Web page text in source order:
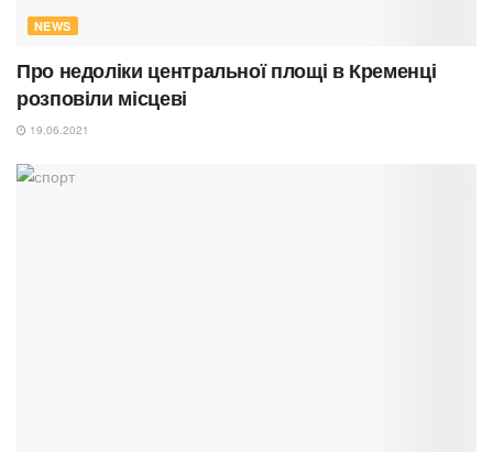
NEWS
Про недоліки центральної площі в Кременці
розповіли місцеві
19.06.2021